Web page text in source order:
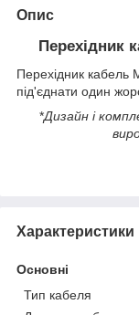
Опис
Перехідник
Перехідник кабель
під'єднати один
*Дизайн і
Характеристики
Основні
Тип кабеля